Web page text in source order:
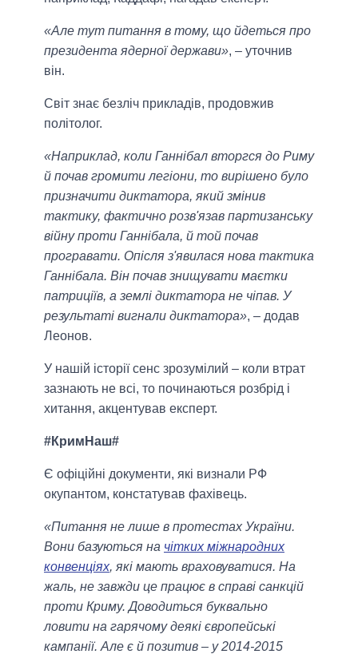
«Але тут питання в тому, що йдеться про
президента ядерної держави», – уточнив
він.
Світ знає безліч прикладів, продовжив
політолог.
«Наприклад, коли Ганнібал вторгся до Риму
й почав громити легіони, то вирішено було
призначити диктатора, який змінив
тактику, фактично розв'язав партизанську
війну проти Ганнібала, й той почав
програвати. Опісля з'явилася нова тактика
Ганнібала. Він почав знищувати маєтки
патриціїв, а землі диктатора не чіпав. У
результаті вигнали диктатора», – додав
Леонов.
У нашій історії сенс зрозумілий – коли втрат
зазнають не всі, то починаються розбрід і
хитання, акцентував експерт.
#КримНаш#
Є офіційні документи, які визнали РФ
окупантом, констатував фахівець.
«Питання не лише в протестах України.
Вони базуються на чітких міжнародних
конвенціях, які мають враховуватися. На
жаль, не завжди це працює в справі санкцій
проти Криму. Доводиться буквально
ловити на гарячому деякі європейські
кампанії. Але є й позитив – у 2014-2015